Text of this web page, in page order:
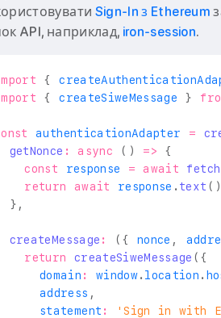
Sign-In з Ethereum
API, наприклад, iron-session.
{
{ createSiweMessage }
authenticationAdapter =
getNonce : async ( ) =>
{
const response = await fetch
return
await response . text ( )
} ,
createMessage : ( { nonce ,
return
createSiweMessage ( {
domain
: window. location .
address
,
statement
: 'Sign in with